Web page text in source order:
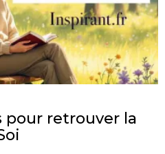
pour retrouver la